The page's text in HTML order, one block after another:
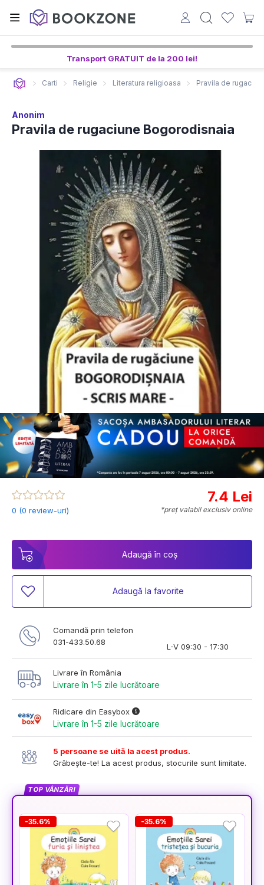
Transport GRATUIT de la 200 lei!
Carti Religie Literatura religioasa Pravila de
Anonim
Pravila de rugaciune Bogorodisnaia
0 (0 review-uri)
7.4 Lei
*preț valabil exclusiv online
Adaugă în coș
Adaugă la favorite
Comandă prin telefon
031-433.50.68
L-V 09:30 - 17:30
Livrare în România
Livrare în 1-5 zile lucrătoare
Ridicare din Easybox
Livrare în 1-5 zile lucrătoare
5 persoane se uită la acest produs.
Grăbește-te! La acest produs, stocurile sunt limitate.
TOP VÂNZĂRI
-35.6% -35.6%